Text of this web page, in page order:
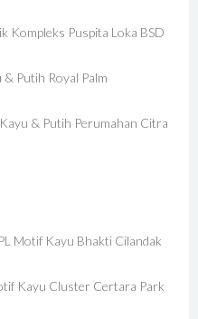
Kompleks Puspita Loka BSD
Putih Royal Palm
& Putih Perumahan Citra
Motif Kayu Bhakti Cilandak
Kayu Cluster Certara Park